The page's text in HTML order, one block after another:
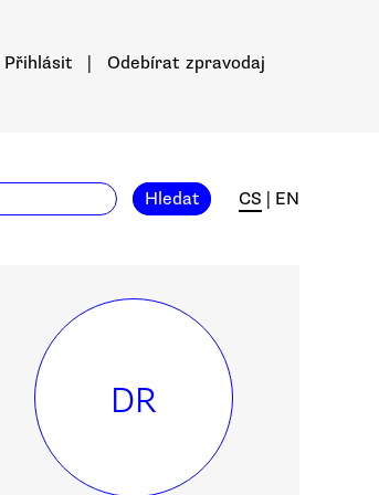
Přihlásit Odebírat zpravodaj
Hledat CS EN
DR